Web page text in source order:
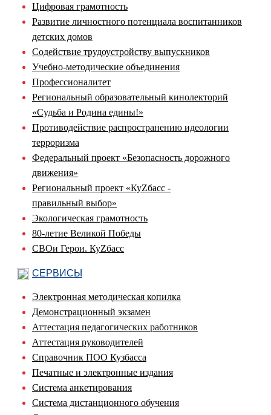
Цифровая грамотность
Развитие личностного потенциала воспитанников
детских домов
Содействие трудоустройству выпускников
Учебно-методические объединения
Профессионалитет
Региональный образовательный кинолекторий
«Судьба и Родина едины!»
Противодействие распространению идеологии
терроризма
Федеральный проект «Безопасность дорожного
движения»
Региональный проект «КуZбасс -
правильный выбор»
Экологическая грамотность
80-летие Великой Победы
СВОи Герои. КуZбасс
СЕРВИСЫ
Электронная методическая копилка
Демонстрационный экзамен
Аттестация педагогических работников
Аттестация руководителей
Справочник ПОО Кузбасса
Печатные и электронные издания
Система анкетирования
Система дистанционного обучения